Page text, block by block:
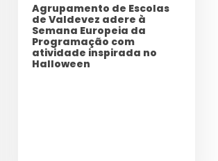
Agrupamento de Escolas
de Valdevez adere à
Semana Europeia da
Programação com
atividade inspirada no
Halloween